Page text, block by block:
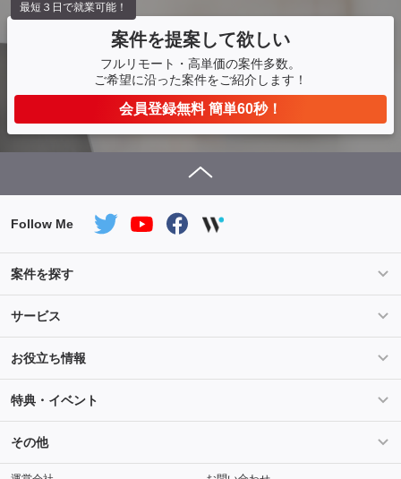
案件を提案して欲しい
フルリモート・高単価の案件多数。
ご希望に沿った案件をご紹介します！
会員登録無料 簡単60秒！
最短３日で就業可能！
Follow Me
案件を探す
条件を指定して案件を探す
Salesforce案件特集 AWS案件特集
サービス
サービス紹介
ご登録から参画までの流れ フリーランスの声
お役立ち情報
ライフ
キャリア スキル・テクノロジー
特典・イベント
セミナー
その他